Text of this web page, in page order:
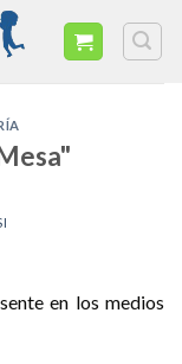
en los medios